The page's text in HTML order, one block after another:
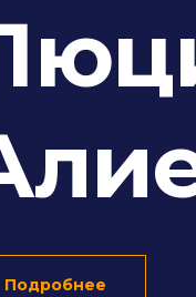
Подробнее